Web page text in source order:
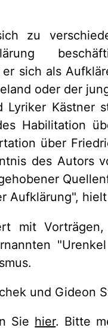
zu
sich als
oder der
Lyriker Kästner
Habilitation
über
des Autors
Aufklärung",
mit
und Gideon
Sie hier. Bitte